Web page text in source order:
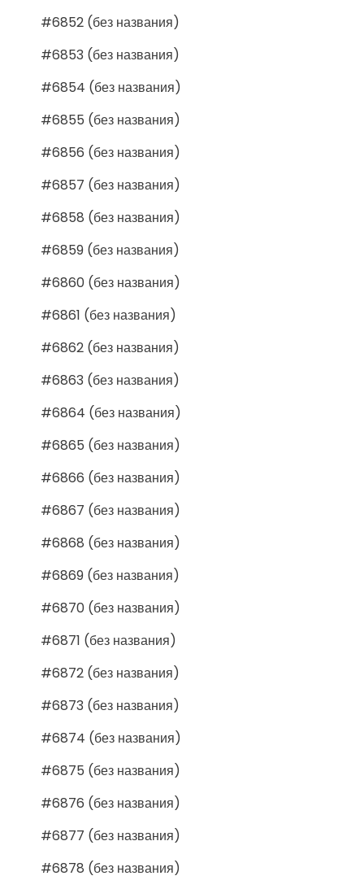
#6852 (без названия)
#6853 (без названия)
#6854 (без названия)
#6855 (без названия)
#6856 (без названия)
#6857 (без названия)
#6858 (без названия)
#6859 (без названия)
#6860 (без названия)
#6861 (без названия)
#6862 (без названия)
#6863 (без названия)
#6864 (без названия)
#6865 (без названия)
#6866 (без названия)
#6867 (без названия)
#6868 (без названия)
#6869 (без названия)
#6870 (без названия)
#6871 (без названия)
#6872 (без названия)
#6873 (без названия)
#6874 (без названия)
#6875 (без названия)
#6876 (без названия)
#6877 (без названия)
#6878 (без названия)